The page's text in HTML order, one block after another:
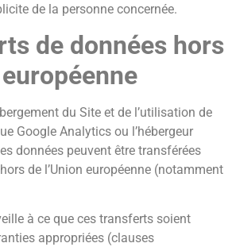
de la personne concernée.
de données hors
du Site et de l’utilisation de
Google Analytics ou l’hébergeur
données peuvent être transférées
de l’Union européenne (notamment
à ce que ces transferts soient
appropriées (clauses